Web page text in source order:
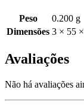
Peso
0.200 g
Dimensões 3 × 55
Avaliações
Não há avaliações